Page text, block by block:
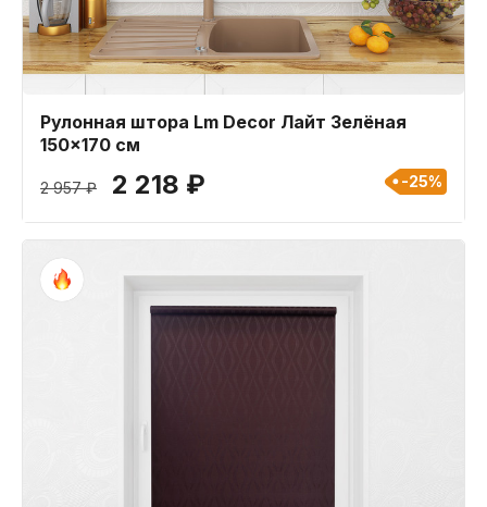
Рулонная штора Lm Decor Лайт Зелёная
150x170 см
2 957 ₽ 2 218 ₽ -25%